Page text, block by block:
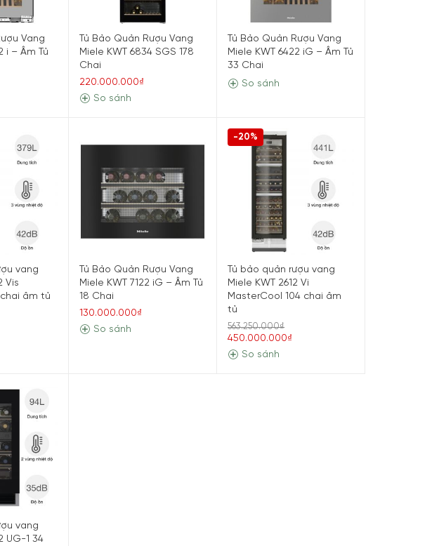
Vang
i – Âm Tủ
Tủ Bảo Quản Rượu Vang
Miele KWT 6834 SGS 178
Chai
220.000.000₫
So sánh
Tủ Bảo Quản Rượu Vang
Miele KWT 6422 iG – Âm Tủ
33 Chai
So sánh
vang
Vis
âm tủ
Tủ Bảo Quản Rượu Vang
Miele KWT 7122 iG – Âm Tủ
18 Chai
130.000.000₫
So sánh
-20%
Tủ bảo quản rượu vang
Miele KWT 2612 Vi
MasterCool 104 chai âm
tủ
563.250.000₫
450.000.000₫
So sánh
vang
UG-1 34